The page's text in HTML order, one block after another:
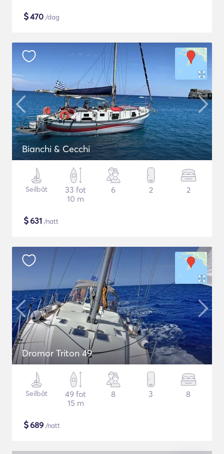
$470 /dag
Bianchi & Cecchi
Seilbåt
33 fot
10 m
6 2 2
$631 /natt
Dromor Triton 49
Seilbåt
49 fot
15 m
8 3 8
$689 /natt